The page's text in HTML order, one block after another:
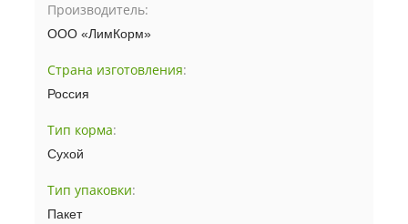
Производитель:
ООО «ЛимКорм»
Страна изготовления:
Россия
Тип корма:
Сухой
Тип упаковки:
Пакет